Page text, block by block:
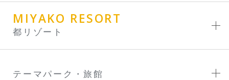
MIYAKO RESORT
都リゾート
テーマパーク・旅館